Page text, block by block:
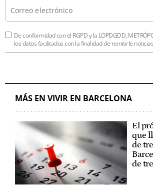
De conformidad con el RGPD y la LOPDGDD,
los datos facilitados con la finalidad de remitirle
MÁS EN VIVIR EN BARCELONA
El
que
de
de